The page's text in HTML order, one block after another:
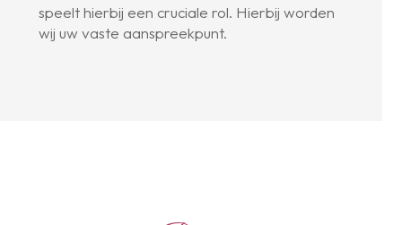
speelt hierbij een cruciale rol. Hierbij worden
wij uw vaste aanspreekpunt.